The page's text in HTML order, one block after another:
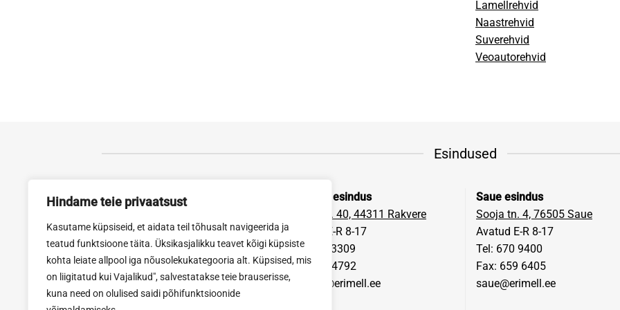
Hindame teie privaatsust
Kasutame küpsiseid, et aidata teil tõhusalt navigeerida ja
teatud funktsioone täita. Üksikasjalikku teavet kõigi küpsiste
kohta leiate allpool iga nõusolekukategooria alt. Küpsised, mis
on liigitatud kui Vajalikud", salvestatakse teie brauserisse,
kuna need on olulised saidi põhifunktsioonide
Lamellrehvid
Naastrehvid
Suverehvid
Veoautorehvid
Esindused
Tartu esindus
Avatud E-R 8-18, L 10-15
Tel. 740 0455
Fax: 740 0454
erimell@erimell.ee
Rakvere esindus
Narva tn. 40, 44311 Rakvere
Avatud E-R 8-17
Tel: 322 3309
Fax 322 4792
rakvere@erimell.ee
Saue esindus
Sooja tn. 4, 76505 Saue
Avatud E-R 8-17
Tel: 670 9400
Fax: 659 6405
saue@erimell.ee